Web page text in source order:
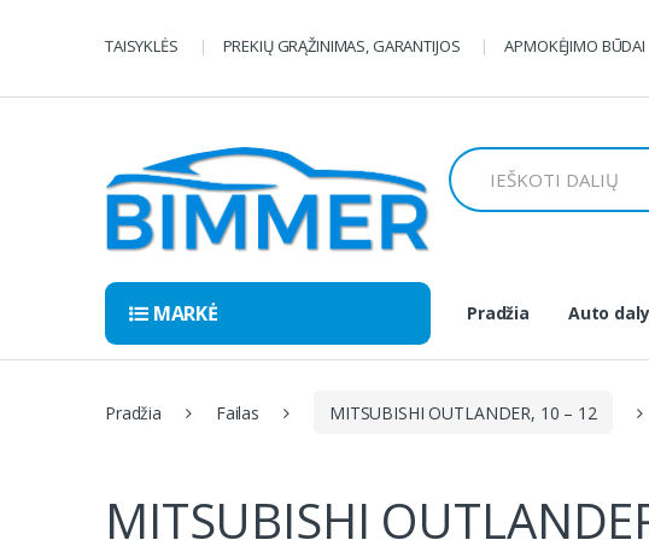
TAISYKLĖS PREKIŲ GRĄŽINIMAS, GARANTIJOS APMOKĖJIMO BŪDAI
Ieškoti:
MARKĖ Pradžia Auto
Pradžia Failas MITSUBISHI OUTLANDER, 10 – 12
MITSUBISHI